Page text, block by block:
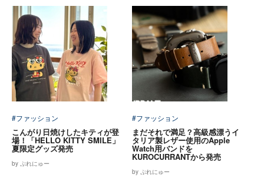
#ファッション
こんがり日焼けしたキティが登
場！「HELLO KITTY SMILE」
夏限定グッズ発売
by ぷれにゅー
#ファッション
まだそれで満足？高級感漂うイ
タリア製レザー使用のApple
Watch用バンドを
KUROCURRANTから発売
by ぷれにゅー